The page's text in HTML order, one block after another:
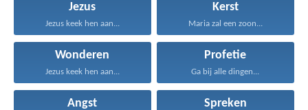
Jezus
Jezus keek hen aan...
Kerst
Maria zal een zoon...
Wonderen
Jezus keek hen aan...
Profetie
Ga bij alle dingen...
Angst Spreken